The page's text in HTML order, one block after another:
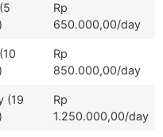
Rp
650.000,00/day
Rp
850.000,00/day
(19
Rp
1.250.000,00/day